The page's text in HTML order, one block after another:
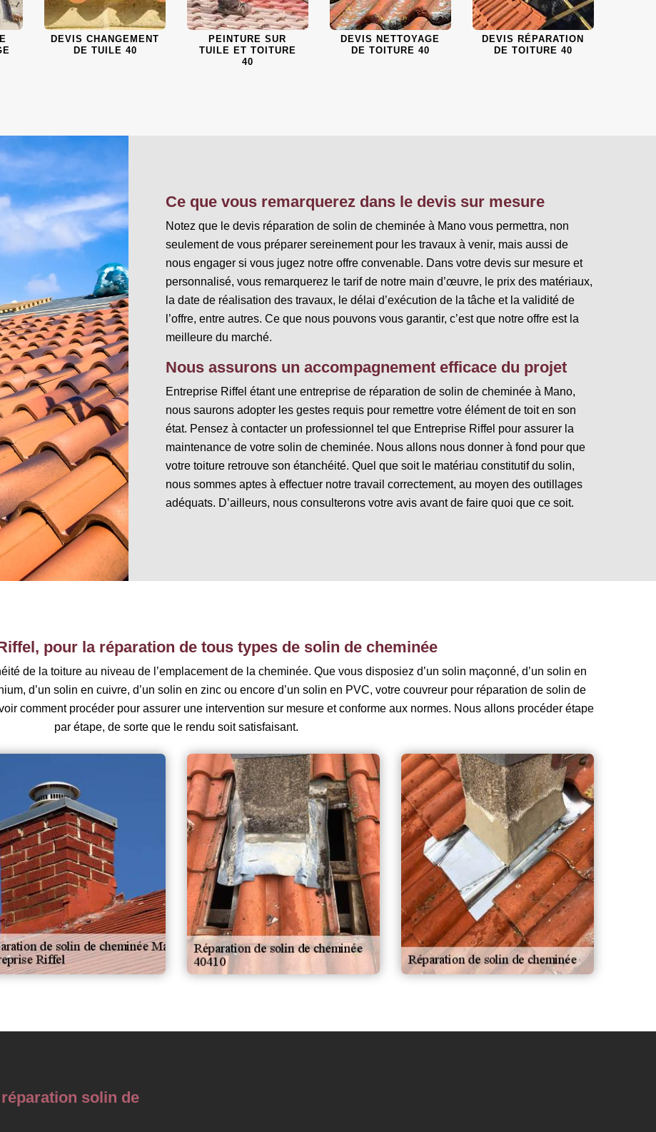
DEVIS CHANGEMENT
DE TUILE 40
PEINTURE SUR
TUILE ET TOITURE
40
DEVIS NETTOYAGE
DE TOITURE 40
DEVIS RÉPARATION
DE TOITURE 40
Ce que vous remarquerez dans le devis sur mesure
Notez que le devis réparation de solin de cheminée à Mano vous permettra, non
seulement de vous préparer sereinement pour les travaux à venir, mais aussi de
nous engager si vous jugez notre offre convenable. Dans votre devis sur mesure et
personnalisé, vous remarquerez le tarif de notre main d’œuvre, le prix des matériaux,
la date de réalisation des travaux, le délai d’exécution de la tâche et la validité de
l’offre, entre autres. Ce que nous pouvons vous garantir, c’est que notre offre est la
meilleure du marché.
Nous assurons un accompagnement efficace du projet
Entreprise Riffel étant une entreprise de réparation de solin de cheminée à Mano,
nous saurons adopter les gestes requis pour remettre votre élément de toit en son
état. Pensez à contacter un professionnel tel que Entreprise Riffel pour assurer la
maintenance de votre solin de cheminée. Nous allons nous donner à fond pour que
votre toiture retrouve son étanchéité. Quel que soit le matériau constitutif du solin,
nous sommes aptes à effectuer notre travail correctement, au moyen des outillages
adéquats. D’ailleurs, nous consulterons votre avis avant de faire quoi que ce soit.
pour la réparation de tous types de solin de cheminée
de la toiture au niveau de l’emplacement de la cheminée. Que vous disposiez d’un solin maçonné, d’un solin en
d’un solin en cuivre, d’un solin en zinc ou encore d’un solin en PVC, votre couvreur pour réparation de solin de
comment procéder pour assurer une intervention sur mesure et conforme aux normes. Nous allons procéder étape
par étape, de sorte que le rendu soit satisfaisant.
solin de